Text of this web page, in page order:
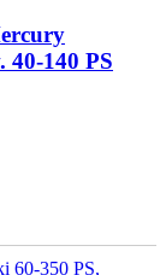
40-140 PS